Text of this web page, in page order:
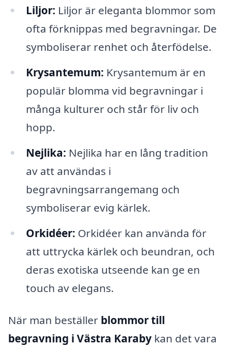
Liljor: Liljor är eleganta blommor som
ofta förknippas med begravningar. De
symboliserar renhet och återfödelse.
Krysantemum: Krysantemum är en
populär blomma vid begravningar i
många kulturer och står för liv och
hopp.
Nejlika: Nejlika har en lång tradition
av att användas i
begravningsarrangemang och
symboliserar evig kärlek.
Orkidéer: Orkidéer kan använda för
att uttrycka kärlek och beundran, och
deras exotiska utseende kan ge en
touch av elegans.
När man beställer blommor till
begravning i Västra Karaby kan det vara